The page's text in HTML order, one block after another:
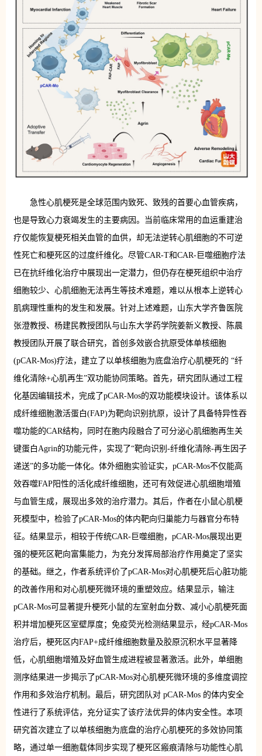
急性心肌梗死是全球范围内致死、致残的首要心血管疾病，
也是导致心力衰竭发生的主要病因。当前临床常用的血运重建治
疗仅能恢复梗死相关血管的血供，却无法逆转心肌细胞的不可逆
性死亡和梗死区的过度纤维化。尽管CAR-T和CAR-巨噬细胞疗法
已在抗纤维化治疗中展现出一定潜力，但仍存在梗死组织中治疗
细胞较少、心肌细胞无法再生等技术难题，难以从根本上逆转心
肌病理性重构的发生和发展。针对上述难题，山东大学齐鲁医院
张澄教授、杨建民教授团队与山东大学药学院姜新义教授、陈晨
教授团队开展了联合研究，首创多效嵌合抗原受体单核细胞
(pCAR-Mos)疗法，建立了以单核细胞为底盘治疗心肌梗死的 “纤
维化清除+心肌再生”双功能协同策略。首先，研究团队通过工程
化基因编辑技术，完成了pCAR-Mos的双功能模块设计。该体系以
成纤维细胞激活蛋白(FAP)为靶向识别抗原，设计了具备特异性吞
噬功能的CAR结构，同时在胞内段融合了可分泌心肌细胞再生关
键蛋白Agrin的功能元件，实现了“靶向识别-纤维化清除-再生因子
递送”的多功能一体化。体外细胞实验证实，pCAR-Mos不仅能高
效吞噬FAP阳性的活化成纤维细胞，还可有效促进心肌细胞增殖
与血管生成，展现出多效的治疗潜力。其后，作者在小鼠心肌梗
死模型中，检验了pCAR-Mos的体内靶向归巢能力与器官分布特
征。结果显示，相较于传统CAR-巨噬细胞，pCAR-Mos展现出更
强的梗死区靶向富集能力，为充分发挥局部治疗作用奠定了坚实
的基础。继之，作者系统评价了pCAR-Mos对心肌梗死后心脏功能
的改善作用和对心肌梗死微环境的重塑效应。结果显示，输注
pCAR-Mos可显著提升梗死小鼠的左室射血分数、减小心肌梗死面
积并增加梗死区室壁厚度；免疫荧光检测结果显示，经pCAR-Mos
治疗后，梗死区内FAP+成纤维细胞数量及胶原沉积水平显著降
低，心肌细胞增殖及好血管生成进程被显著激活。此外，单细胞
测序结果进一步揭示了pCAR-Mos对心肌梗死微环境的多维度调控
作用和多效治疗机制。最后，研究团队对 pCAR-Mos 的体内安全
性进行了系统评估，充分证实了该疗法优异的体内安全性。本项
研究首次建立了以单核细胞为底盘的治疗心肌梗死的多效协同策
略，通过单一细胞载体同步实现了梗死区瘢痕清除与功能性心肌